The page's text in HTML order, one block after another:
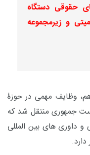
حقوقی دستگاه
و زیرمجموعه
وظایف مهمی در حوزۀ
جمهوری منتقل شد که
داوری های بین المللی